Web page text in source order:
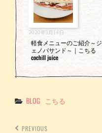
2020年3月14日
軽食メニューのご紹介～ジ
ェノバサンド～｜こちる
cochill juice
Categories
BLOG こちる
PREVIOUS